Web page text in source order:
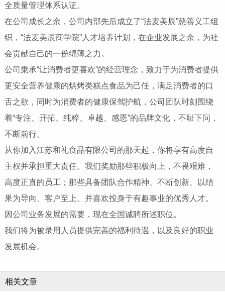
全质量管理体系认证。
在公司成长之余，公司内部先后成立了“法麦美辰”慈善义工组
织，“法麦美辰商学院”人才培养计划，在企业发展之余，为社
会贡献自己的一份绵薄之力。
公司乗承“让消费者更喜欢”的经营理念，致力于为消费者提供
更安全营养健康的烘烤类糕点食品为己任，满足消费者的口
舌之欲，同时为消费者的健康保驾护航，公司团队时刻围绕
着“专注、开拓、纯粹、卓越、感恩”的品牌文化，不耻下问，
不断前行。
从你加入江苏和礼食品有限公司的那天起，你将享有高度自
主权并承担重大责任。我们奖励那些积极向上，不畏艰难，
高度正直的员工；那些具备团队合作精神、不断创新、以结
果为导向、客户至上、并喜欢投身于有趣事业的优秀人才。
因公司业务发展的需要，现在全国诚聘所述职位。
我们将为被录用人员提供完善的福利待遇，以及良好的职业
发展机会。
相关文章